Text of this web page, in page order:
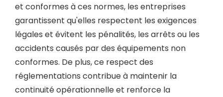
et conformes à ces normes, les entreprises
garantissent qu'elles respectent les exigences
légales et évitent les pénalités, les arrêts ou les
accidents causés par des équipements non
conformes. De plus, ce respect des
réglementations contribue à maintenir la
continuité opérationnelle et renforce la